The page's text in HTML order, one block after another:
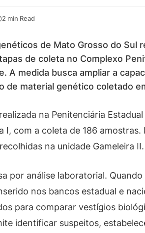
2 min Read
de Mato Grosso do Sul
de coleta no Complexo
A medida busca ampliar a
de material genético coletado
na Penitenciária
I, com a coleta de 186 amostras.
na unidade Gameleira II.
por análise laboratorial.
nos bancos estadual e
para comparar vestígios
identificar suspeitos,